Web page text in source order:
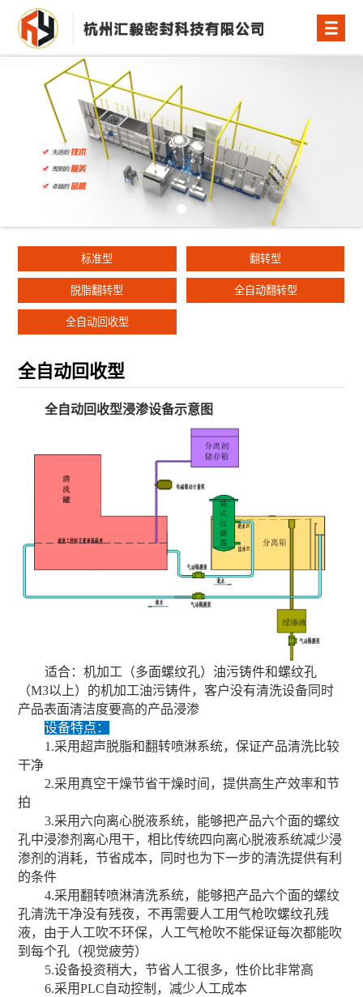
标准型 翻转型
脱脂翻转型 全自动翻转型
全自动回收型
全自动回收型
全自动回收型浸渗设备示意图
适合：机加工（多面螺纹孔）油污铸件和螺纹孔
（M3以上）的机加工油污铸件，客户没有清洗设备同时
产品表面清洁度要高的产品浸渗
设备特点：
1.采用超声脱脂和翻转喷淋系统，保证产品清洗比较
干净
2.采用真空干燥节省干燥时间，提供高生产效率和节
拍
3.采用六向离心脱液系统，能够把产品六个面的螺纹
孔中浸渗剂离心甩干，相比传统四向离心脱液系统减少浸
渗剂的消耗，节省成本，同时也为下一步的清洗提供有利
的条件
4.采用翻转喷淋清洗系统，能够把产品六个面的螺纹
孔清洗干净没有残夜，不再需要人工用气枪吹螺纹孔残
液，由于人工吹不环保，人工气枪吹不能保证每次都能吹
到每个孔（视觉疲劳）
5.设备投资稍大，节省人工很多，性价比非常高
6.采用PLC自动控制，减少人工成本